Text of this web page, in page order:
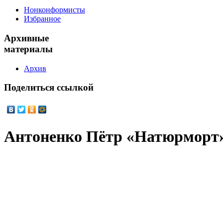
Нонконформисты
Избранное
Архивные
материалы
Архив
Поделиться ссылкой
Антоненко Пётр